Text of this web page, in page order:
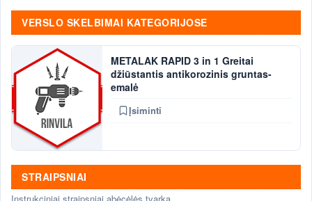
VERSLO SKELBIMAI KATEGORIJOSE
METALAK RAPID 3 in 1 Greitai
džiūstantis antikorozinis gruntas-
emalė
Įsiminti
STRAIPSNIAI